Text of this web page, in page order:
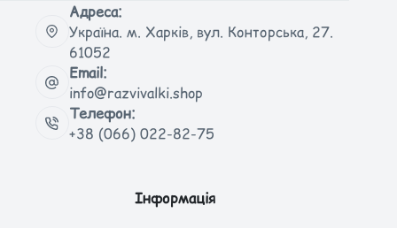
Адреса:
Україна. м. Харків, вул. Конторська, 27.
61052
Email:
info@razvivalki.shop
Телефон:
+38 (066) 022-82-75
Інформація